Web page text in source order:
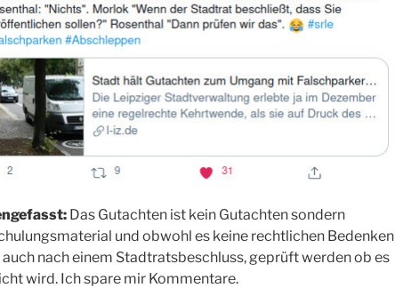
Das Gutachten ist kein Gutachten sondern
und obwohl es keine rechtlichen Bedenken
nach einem Stadtratsbeschluss, geprüft werden ob es
wird. Ich spare mir Kommentare.